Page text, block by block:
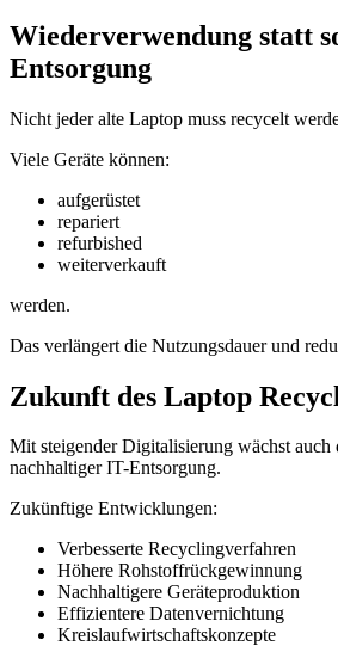
Wiederverwendung statt
Entsorgung
Nicht jeder alte Laptop muss recycelt
Viele Geräte können:
aufgerüstet
repariert
refurbished
weiterverkauft
werden.
Das verlängert die Nutzungsdauer und
Zukunft des Laptop
Mit steigender Digitalisierung wächst auch
nachhaltiger IT-Entsorgung.
Zukünftige Entwicklungen:
Verbesserte Recyclingverfahren
Höhere Rohstoffrückgewinnung
Nachhaltigere Geräteproduktion
Effizientere Datenvernichtung
Kreislaufwirtschaftskonzepte